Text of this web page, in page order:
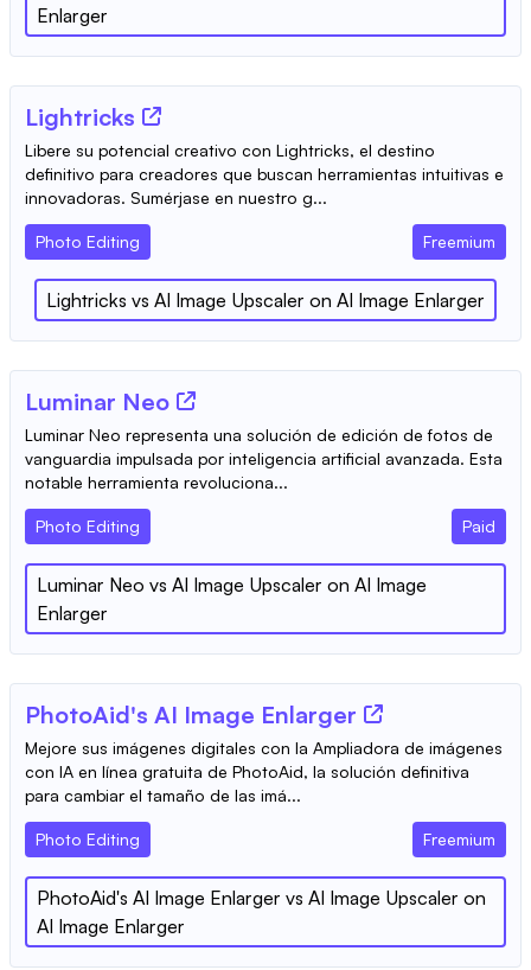
Enlarger
Lightricks
Libere su potencial creativo con Lightricks, el destino
definitivo para creadores que buscan herramientas intuitivas e
innovadoras. Sumérjase en nuestro g...
Photo Editing Freemium
Lightricks vs AI Image Upscaler on AI Image Enlarger
Luminar Neo
Luminar Neo representa una solución de edición de fotos de
vanguardia impulsada por inteligencia artificial avanzada. Esta
notable herramienta revoluciona...
Photo Editing Paid
Luminar Neo vs AI Image Upscaler on AI Image
Enlarger
PhotoAid's AI Image Enlarger
Mejore sus imágenes digitales con la Ampliadora de imágenes
con IA en línea gratuita de PhotoAid, la solución definitiva
para cambiar el tamaño de las imá...
Photo Editing Freemium
PhotoAid's AI Image Enlarger vs AI Image Upscaler on
AI Image Enlarger